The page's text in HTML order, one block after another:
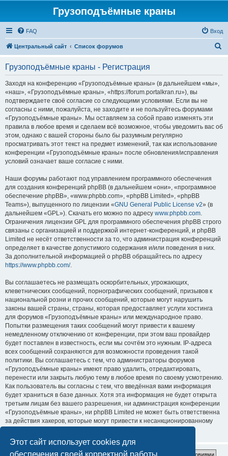
Этот сайт использует cookies для
обеспечения своей корректной работы.
Грузоподъёмные краны
FAQ Вход
Центральный сайт Список форумов
Грузоподъёмные краны - Регистрация
Заходя на конференцию «Грузоподъёмные краны» (в дальнейшем «мы»,
«наш», «Грузоподъёмные краны», «https://forum.portalkran.ru»), вы
подтверждаете своё согласие со следующими условиями. Если вы не
согласны с ними, пожалуйста, не заходите и не пользуйтесь форумами
«Грузоподъёмные краны». Мы оставляем за собой право изменять эти
правила в любое время и сделаем всё возможное, чтобы уведомить вас об
этом, однако с вашей стороны было бы разумным регулярно
просматривать этот текст на предмет изменений, так как использование
конференции «Грузоподъёмные краны» после обновления/исправления
условий означает ваше согласие с ними.
Наши форумы работают под управлением программного обеспечения
для создания конференций phpBB (в дальнейшем «они», «программное
обеспечение phpBB», «www.phpbb.com», «phpBB Limited», «phpBB
Teams»), выпущенного по лицензии «GNU General Public License v2» (в
дальнейшем «GPL»). Скачать его можно по адресу www.phpbb.com.
Ограничения лицензии GPL для программного обеспечения phpBB строго
связаны с организацией и поддержкой интернет-конференций, и phpBB
Limited не несёт ответственности за то, что администрация конференций
определяет в качестве допустимого содержания и/или поведения в них.
За дополнительной информацией о phpBB обращайтесь по адресу
https://www.phpbb.com/.
Вы соглашаетесь не размещать оскорбительных, угрожающих,
клеветнических сообщений, порнографических сообщений, призывов к
национальной розни и прочих сообщений, которые могут нарушить
законы вашей страны, страны, которая предоставляет услуги хостинга
для форумов «Грузоподъёмные краны» или международное право.
Попытки размещения таких сообщений могут привести к вашему
немедленному отключению от конференции, при этом ваш провайдер
будет поставлен в известность, если мы сочтём это нужным. IP-адреса
всех сообщений сохраняются для возможности проведения такой
политики. Вы соглашаетесь с тем, что администраторы форумов
«Грузоподъёмные краны» имеют право удалить, отредактировать,
перенести или закрыть любую тему в любое время по своему усмотрению.
Как пользователь вы согласны с тем, что введённая вами информация
будет храниться в базе данных. Хотя эта информация не будет открыта
третьим лицам без вашего разрешения, ни администрация конференции
«Грузоподъёмные краны», ни phpBB Limited не может быть ответственна
за действия хакеров, которые могут привести к несанкционированному